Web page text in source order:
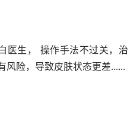
医生， 操作手法不过关，治
风险，导致皮肤状态更差......